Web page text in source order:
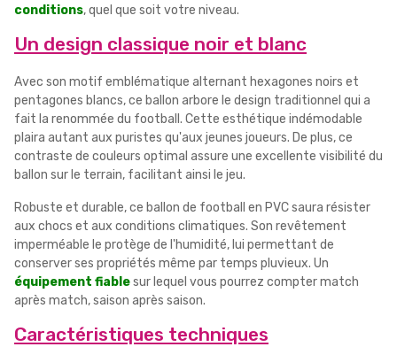
conditions, quel que soit votre niveau.
Un design classique noir et blanc
Avec son motif emblématique alternant hexagones noirs et
pentagones blancs, ce ballon arbore le design traditionnel qui a
fait la renommée du football. Cette esthétique indémodable
plaira autant aux puristes qu'aux jeunes joueurs. De plus, ce
contraste de couleurs optimal assure une excellente visibilité du
ballon sur le terrain, facilitant ainsi le jeu.
Robuste et durable, ce ballon de football en PVC saura résister
aux chocs et aux conditions climatiques. Son revêtement
imperméable le protège de l'humidité, lui permettant de
conserver ses propriétés même par temps pluvieux. Un
équipement fiablesur lequel vous pourrez compter match
après match, saison après saison.
Caractéristiques techniques